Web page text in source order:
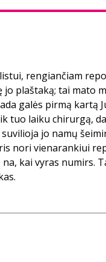
rengiančiam
jo plaštaką; tai mato
galės pirmą kartą
tuo laiku chirurgą,
jo namų
nori vienarankiui
kai vyras numirs.